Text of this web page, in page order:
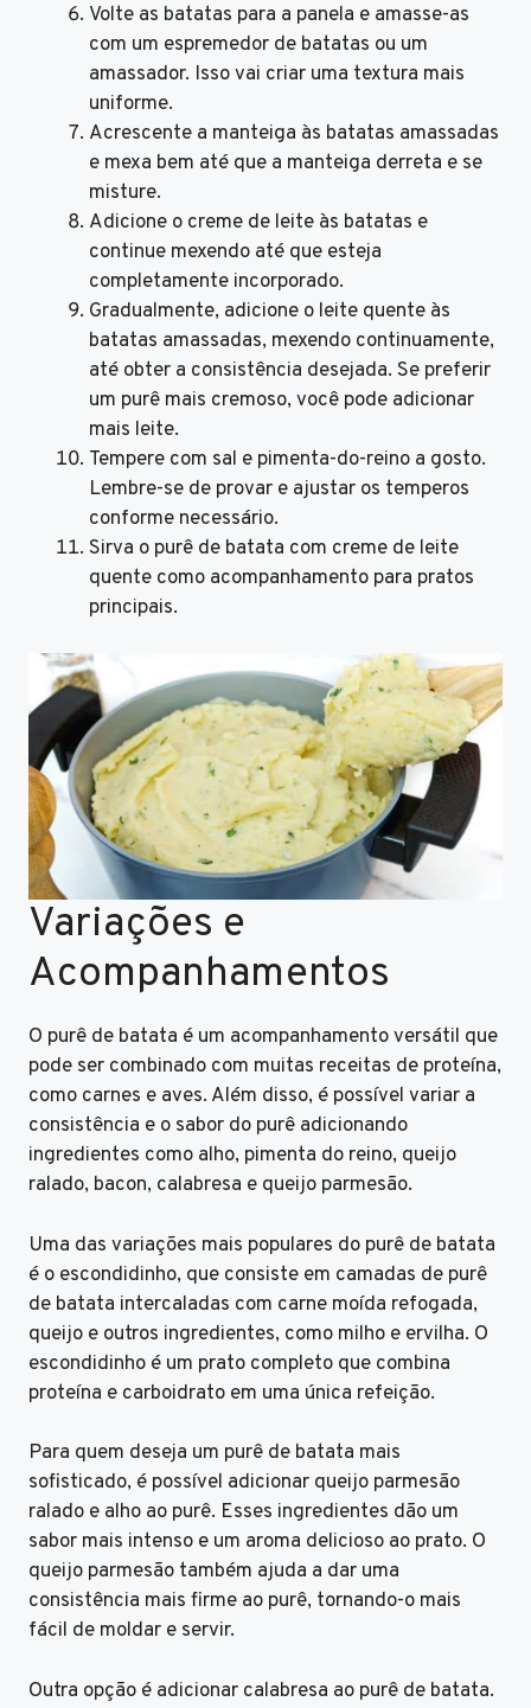
Volte as batatas para a panela e amasse-as
com um espremedor de batatas ou um
amassador. Isso vai criar uma textura mais
uniforme.
Acrescente a manteiga às batatas amassadas
e mexa bem até que a manteiga derreta e se
misture.
Adicione o creme de leite às batatas e
continue mexendo até que esteja
completamente incorporado.
Gradualmente, adicione o leite quente às
batatas amassadas, mexendo continuamente,
até obter a consistência desejada. Se preferir
um purê mais cremoso, você pode adicionar
mais leite.
Tempere com sal e pimenta-do-reino a gosto.
Lembre-se de provar e ajustar os temperos
conforme necessário.
Sirva o purê de batata com creme de leite
quente como acompanhamento para pratos
principais.
Variações e
Acompanhamentos
O purê de batata é um acompanhamento versátil que
pode ser combinado com muitas receitas de proteína,
como carnes e aves. Além disso, é possível variar a
consistência e o sabor do purê adicionando
ingredientes como alho, pimenta do reino, queijo
ralado, bacon, calabresa e queijo parmesão.
Uma das variações mais populares do purê de batata
é o escondidinho, que consiste em camadas de purê
de batata intercaladas com carne moída refogada,
queijo e outros ingredientes, como milho e ervilha. O
escondidinho é um prato completo que combina
proteína e carboidrato em uma única refeição.
Para quem deseja um purê de batata mais
sofisticado, é possível adicionar queijo parmesão
ralado e alho ao purê. Esses ingredientes dão um
sabor mais intenso e um aroma delicioso ao prato. O
queijo parmesão também ajuda a dar uma
consistência mais firme ao purê, tornando-o mais
fácil de moldar e servir.
Outra opção é adicionar calabresa ao purê de batata.